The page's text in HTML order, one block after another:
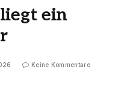
ein
Keine Kommentare